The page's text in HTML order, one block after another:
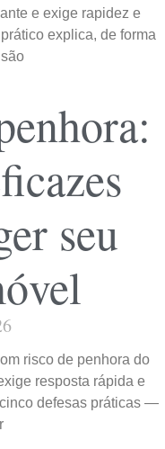
e exige rapidez e
explica, de forma
seu
risco de penhora do
resposta rápida e
defesas práticas —